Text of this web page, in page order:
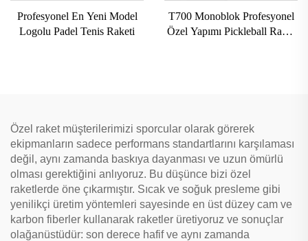
Profesyonel En Yeni Model
Logolu Padel Tenis Raketi
T700 Monoblok Profesyonel
Özel Yapımı Pickleball Raket
Özel raket müşterilerimizi sporcular olarak görerek
ekipmanların sadece performans standartlarını karşılaması
değil, aynı zamanda baskıya dayanması ve uzun ömürlü
olması gerektiğini anlıyoruz. Bu düşünce bizi özel
raketlerde öne çıkarmıştır. Sıcak ve soğuk presleme gibi
yenilikçi üretim yöntemleri sayesinde en üst düzey cam ve
karbon fiberler kullanarak raketler üretiyoruz ve sonuçlar
olağanüstüdür: son derece hafif ve aynı zamanda